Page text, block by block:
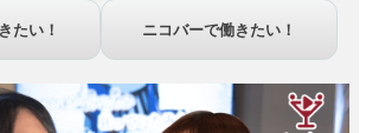
たい！ ニコバーで働きたい！